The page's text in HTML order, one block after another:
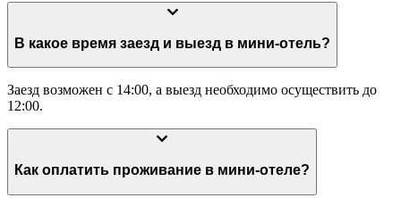
В какое время заезд и выезд в мини-отель?
Заезд возможен с 14:00, а выезд необходимо осуществить до
12:00.
Как оплатить проживание в мини-отеле?